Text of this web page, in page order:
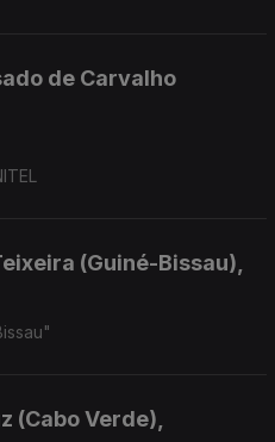
de Carvalho
(Guiné-Bissau),
(Cabo Verde),